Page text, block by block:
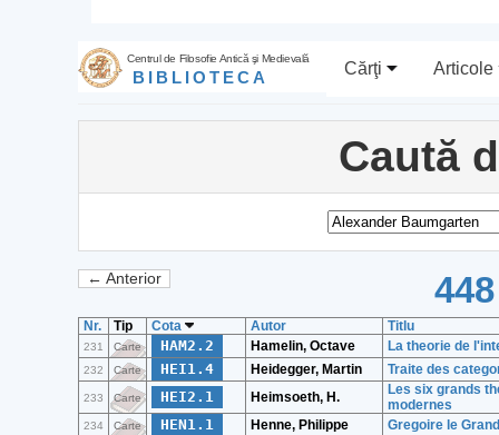
Centrul de Filosofie Antică şi Medievală
BIBLIOTECA Cărţi Articole
Caută
← Anterior
Nr. Tip Cota Autor Titlu
231 Carte HAM2.2 Hamelin, Octave La theorie de
232 Carte HEI1.4 Heidegger, Martin Traite des
233 Carte HEI2.1 Heimsoeth, H.
Les six grands
modernes
234 Carte HEN1.1 Henne, Philippe Gregoire le Grand